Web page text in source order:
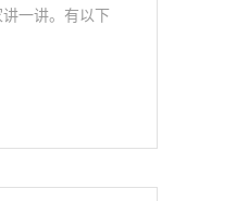
一讲。有以下